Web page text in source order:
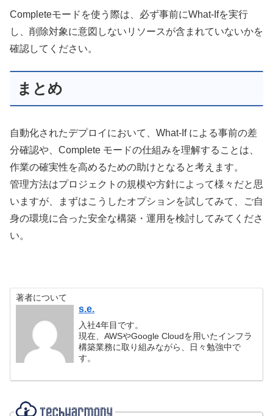
Completeモードを使う際は、必ず事前にWhat-Ifを実行
し、削除対象に意図しないリソースが含まれていないかを
確認してください。
まとめ
自動化されたデプロイにおいて、What-If による事前の差
分確認や、Complete モードの仕組みを理解することは、
作業の確実性を高めるための助けとなると考えます。
管理方法はプロジェクトの規模や方針によって様々だと思
いますが、まずはこうしたオプションを試してみて、ご自
身の環境に合った安全な構築・運用を検討してみてくださ
い。
著者について
s.e.
入社4年目です。
現在、AWSやGoogle Cloudを用いたインフラ
構築業務に取り組みながら、日々勉強中で
す。